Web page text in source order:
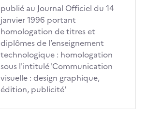
publié au Journal Officiel du 14
janvier 1996 portant
homologation de titres et
diplômes de l’enseignement
technologique : homologation
sous l'intitulé 'Communication
visuelle : design graphique,
édition, publicité'